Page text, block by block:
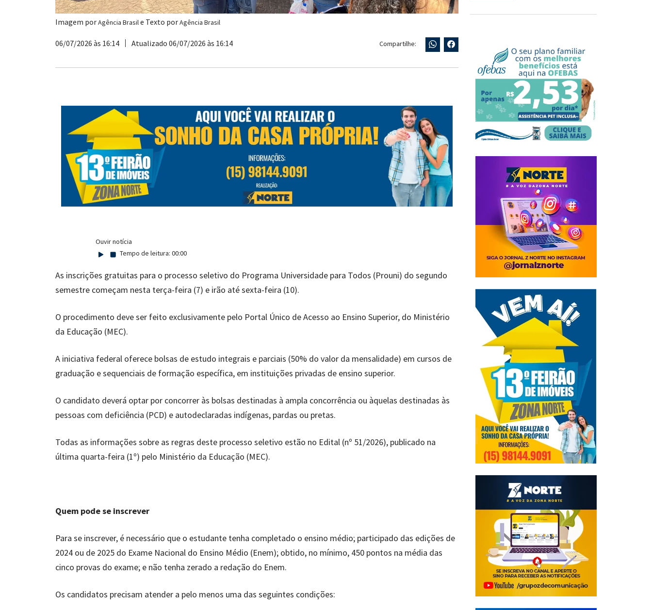
Imagem porAgência Brasile Texto porAgência Brasil
06/07/2026 às 16:14 Atualizado 06/07/2026 às 16:14 Compartilhe:
Ouvir notícia
Tempo de leitura: 00:00
As inscrições gratuitas para o processo seletivo do Programa Universidade para Todos (Prouni) do segundo
semestre começam nesta terça-feira (7) e irão até sexta-feira (10).
O procedimento deve ser feito exclusivamente pelo Portal Único de Acesso ao Ensino Superior, do Ministério
da Educação (MEC).
A iniciativa federal oferece bolsas de estudo integrais e parciais (50% do valor da mensalidade) em cursos de
graduação e sequenciais de formação específica, em instituições privadas de ensino superior.
O candidato deverá optar por concorrer às bolsas destinadas à ampla concorrência ou àquelas destinadas às
pessoas com deficiência (PCD) e autodeclaradas indígenas, pardas ou pretas.
Todas as informações sobre as regras deste processo seletivo estão no Edital (nº 51/2026), publicado na
última quarta-feira (1º) pelo Ministério da Educação (MEC).
Quem pode se inscrever
Para se inscrever, é necessário que o estudante tenha completado o ensino médio; participado das edições de
2024 ou de 2025 do Exame Nacional do Ensino Médio (Enem); obtido, no mínimo, 450 pontos na média das
cinco provas do exame; e não tenha zerado a redação do Enem.
Os candidatos precisam atender a pelo menos uma das seguintes condições: